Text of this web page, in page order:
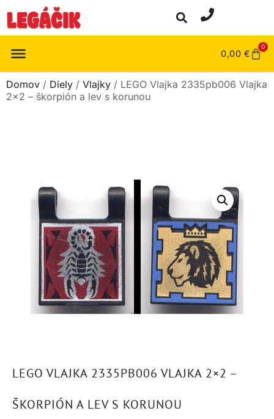
0,00 €
0
Domov / Diely / Vlajky / LEGO Vlajka 2335pb006 Vlajka
2×2 – škorpión a lev s korunou
LEGO VLAJKA 2335PB006 VLAJKA 2×2 –
ŠKORPIÓN A LEV S KORUNOU